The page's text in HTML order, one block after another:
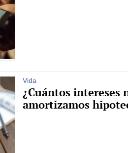
Vida
¿Cuántos intereses
amortizamos